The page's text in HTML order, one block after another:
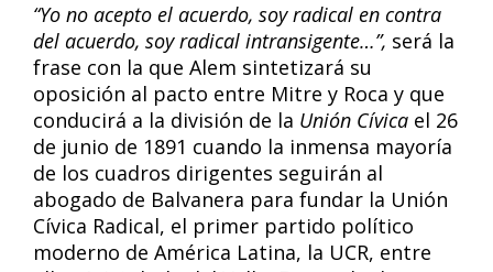
“Yo no acepto el acuerdo, soy radical en contra
del acuerdo, soy radical intransigente…”, será la
frase con la que Alem sintetizará su
oposición al pacto entre Mitre y Roca y que
conducirá a la división de la Unión Cívica el 26
de junio de 1891 cuando la inmensa mayoría
de los cuadros dirigentes seguirán al
abogado de Balvanera para fundar la Unión
Cívica Radical, el primer partido político
moderno de América Latina, la UCR, entre